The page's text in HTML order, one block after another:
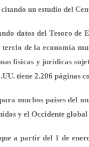
un estudio del
datos del Tesoro de
tercio de la economía
físicas y jurídicas
tiene 2.206 páginas
muchos países del
y el Occidente
a partir del 1 de